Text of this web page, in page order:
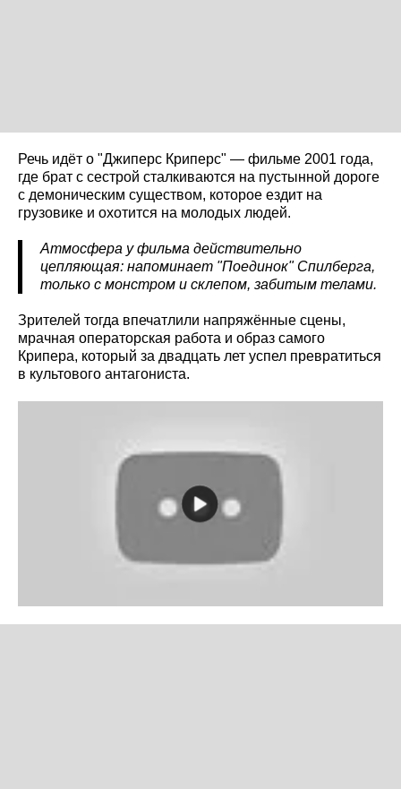
Речь идёт о "Джиперс Криперс" — фильме 2001 года,
где брат с сестрой сталкиваются на пустынной дороге
с демоническим существом, которое ездит на
грузовике и охотится на молодых людей.
Атмосфера у фильма действительно
цепляющая: напоминает "Поединок" Спилберга,
только с монстром и склепом, забитым телами.
Зрителей тогда впечатлили напряжённые сцены,
мрачная операторская работа и образ самого
Крипера, который за двадцать лет успел превратиться
в культового антагониста.